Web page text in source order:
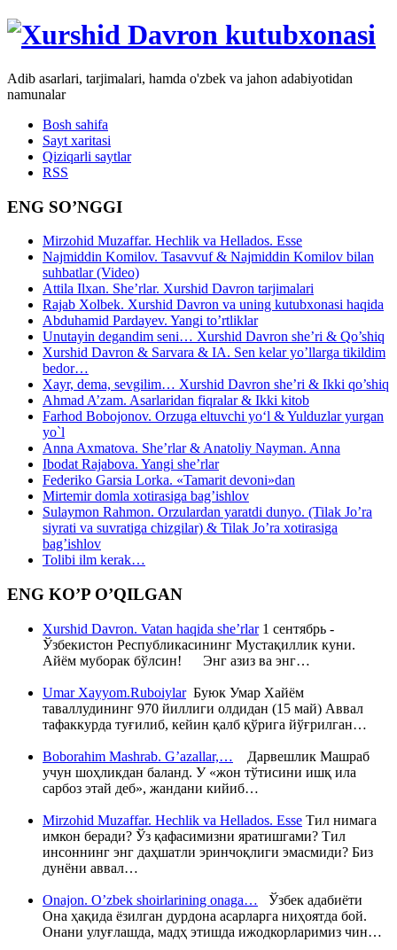
Adib asarlari, tarjimalari, hamda o'zbek va jahon adabiyotidan
namunalar
Bosh sahifa
Sayt xaritasi
Qiziqarli saytlar
RSS
ENG SO’NGGI
Mirzohid Muzaffar. Hechlik va Hellados. Esse
Najmiddin Komilov. Tasavvuf & Najmiddin Komilov bilan
suhbatlar (Video)
Attila Ilxan. She’rlar. Xurshid Davron tarjimalari
Rajab Xolbek. Xurshid Davron va uning kutubxonasi haqida
Abduhamid Pardayev. Yangi to’rtliklar
Unutayin degandim seni… Xurshid Davron she’ri & Qo’shiq
Xurshid Davron & Sarvara & IA. Sen kelar yo’llarga tikildim
bedor…
Xayr, dema, sevgilim… Xurshid Davron she’ri & Ikki qo’shiq
Ahmad A’zam. Asarlaridan fiqralar & Ikki kitob
Farhod Bobojonov. Orzuga eltuvchi yo‘l & Yulduzlar yurgan
yo`l
Anna Axmatova. She’rlar & Anatoliy Nayman. Anna
Ibodat Rajabova. Yangi she’rlar
Federiko Garsia Lorka. «Tamarit devoni»dan
Mirtemir domla xotirasiga bag’ishlov
Sulaymon Rahmon. Orzulardan yaratdi dunyo. (Tilak Jo’ra
siyrati va suvratiga chizgilar) & Tilak Jo’ra xotirasiga
bag’ishlov
Tolibi ilm kerak…
ENG KO’P O’QILGAN
Xurshid Davron. Vatan haqida she’rlar1 сентябрь -
Ўзбекистон Республикасининг Мустақиллик куни.
Айём муборак бўлсин! Энг азиз ва энг…
Umar Xayyom.RuboiylarБуюк Умар Хайём
таваллудининг 970 йиллиги олдидан (15 май) Аввал
тафаккурда туғилиб, кейин қалб қўрига йўғрилган…
Boborahim Mashrab. G’azallar,… Дарвешлик Машраб
учун шоҳликдан баланд. У «жон тўтисини ишқ ила
сарбоз этай деб», жандани кийиб…
Mirzohid Muzaffar. Hechlik va Hellados. Esse Тил нимага
имкон беради? Ўз қафасимизни яратишгами? Тил
инсоннинг энг даҳшатли эринчоқлиги эмасмиди? Биз
дунёни аввал…
Onajon. O’zbek shoirlarining onaga… Ўзбек адабиёти
Она ҳақида ёзилган дурдона асарларга ниҳоятда бой.
Онани улуғлашда, мадҳ этишда ижодкорларимиз чин…